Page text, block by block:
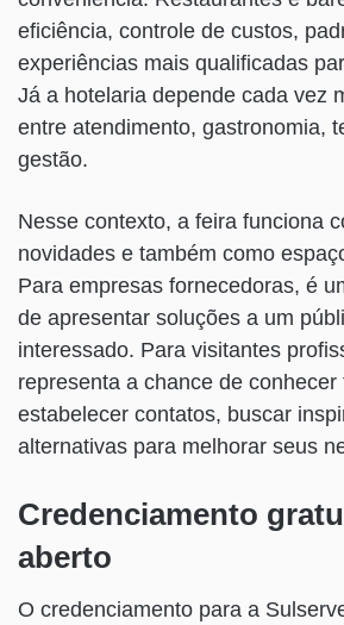
eficiência, controle de custos,
experiências mais qualificadas
Já a hotelaria depende cada vez
entre atendimento, gastronomia,
gestão.
Nesse contexto, a feira funciona
novidades e também como
Para empresas fornecedoras, é
de apresentar soluções a um
interessado. Para visitantes
representa a chance de conhecer
estabelecer contatos, buscar
alternativas para melhorar seus
Credenciamento
aberto
O credenciamento para a